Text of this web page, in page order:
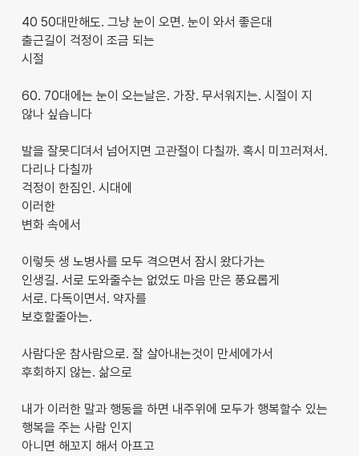
40 50대만해도. 그냥 눈이 오면. 눈이 와서 좋은대
출근길이 걱정이 조금 되는
시절
60. 70대에는 눈이 오는날은. 가장. 무서워지는. 시절이 지
않나 싶습니다
발을 잘못디뎌서 넘어지면 고관절이 다칠까. 혹시 미끄러져서.
다리나 다칠까
걱정이 한짐인. 시대에
이러한
변화 속에서
이렇듯 생 노병사를 모두 격으면서 잠시 왔다가는
인생길. 서로 도와줄수는 없었도 마음 만은 풍요롭게
서로. 다독이면서. 약자를
보호할줄아는.
사람다운 참사람으로. 잘 살아내는것이 만세에가서
후회하지 않는. 삶으로
내가 이러한 말과 행동을 하면 내주위에 모두가 행복할수 있는
행복을 주는 사람 인지
아니면 해꼬지 해서 아프고